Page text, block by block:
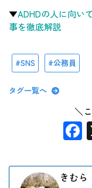
▼ADHDの人に向い
事を徹底解説
SNS 公務員
タグ一覧へ
＼
きむら